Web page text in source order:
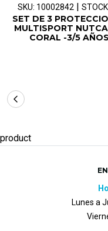
SKU: 10002842 |
SET DE 3
MULTISPORT
CORAL -3/5 AÑOS
product
Lunes a